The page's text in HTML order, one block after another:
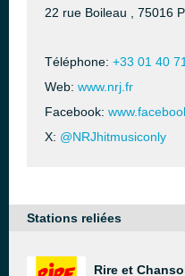
22 rue Boileau , 75016
Téléphone: +33 01 40
Web: www.nrj.fr
Facebook:
X: @NRJhitmusiconly
Stations reliées
Rire et